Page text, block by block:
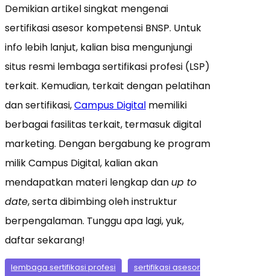
Demikian artikel singkat mengenai
sertifikasi asesor kompetensi BNSP. Untuk
info lebih lanjut, kalian bisa mengunjungi
situs resmi lembaga sertifikasi profesi (LSP)
terkait. Kemudian, terkait dengan pelatihan
dan sertifikasi,Campus Digital memiliki
berbagai fasilitas terkait, termasuk digital
marketing. Dengan bergabung ke program
milik Campus Digital, kalian akan
mendapatkan materi lengkap dan up to
date, serta dibimbing oleh instruktur
berpengalaman. Tunggu apa lagi, yuk,
daftar sekarang!
lembaga sertifikasi profesi
sertifikasi asesor